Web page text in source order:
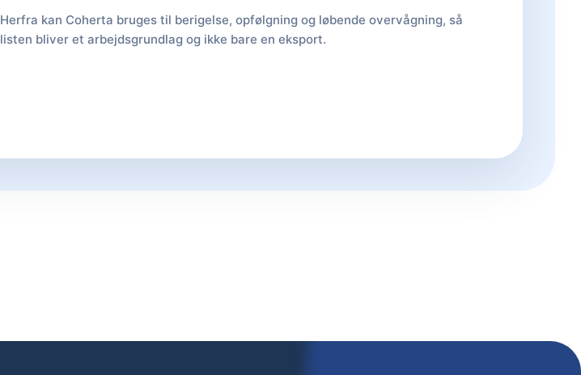
Herfra kan Coherta bruges til berigelse, opfølgning og løbende overvågning, så
listen bliver et arbejdsgrundlag og ikke bare en eksport.